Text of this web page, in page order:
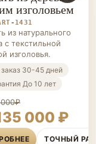
изголовьем
1431
из натурального
с текстильной
изголовья.
30-45 дней
До 10 лет
000₽
000 ₽
ТОЧНЫЙ